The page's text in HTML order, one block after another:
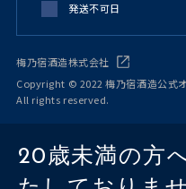
発送不可日
梅乃宿酒造株式会社
Copyright © 2022 梅乃宿酒造公式
All rights reserved.
20歳未満の方